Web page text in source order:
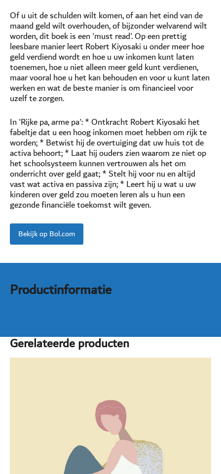
Of u uit de schulden wilt komen, of aan het eind van de
maand geld wilt overhouden, of bijzonder welvarend wilt
worden, dit boek is een 'must read'. Op een prettig
leesbare manier leert Robert Kiyosaki u onder meer hoe
geld verdiend wordt en hoe u uw inkomen kunt laten
toenemen, hoe u niet alleen meer geld kunt verdienen,
maar vooral hoe u het kan behouden en voor u kunt laten
werken en wat de beste manier is om financieel voor
uzelf te zorgen.
In 'Rijke pa, arme pa': * Ontkracht Robert Kiyosaki het
fabeltje dat u een hoog inkomen moet hebben om rijk te
worden; * Betwist hij de overtuiging dat uw huis tot de
activa behoort; * Laat hij ouders zien waarom ze niet op
het schoolsysteem kunnen vertrouwen als het om
onderricht over geld gaat; * Stelt hij voor nu en altijd
vast wat activa en passiva zijn; * Leert hij u wat u uw
kinderen over geld zou moeten leren als u hun een
gezonde financiële toekomst wilt geven.
Bekijk op Bol.com
Productinformatie
Gerelateerde producten